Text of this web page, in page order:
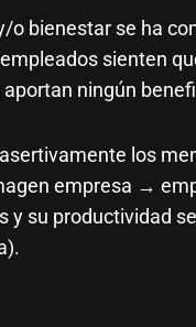
o bienestar se ha
sienten
ningún
los
empresa →
su productividad